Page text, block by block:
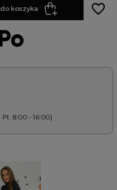
koszyka favorite_border
8:00 - 16:00)